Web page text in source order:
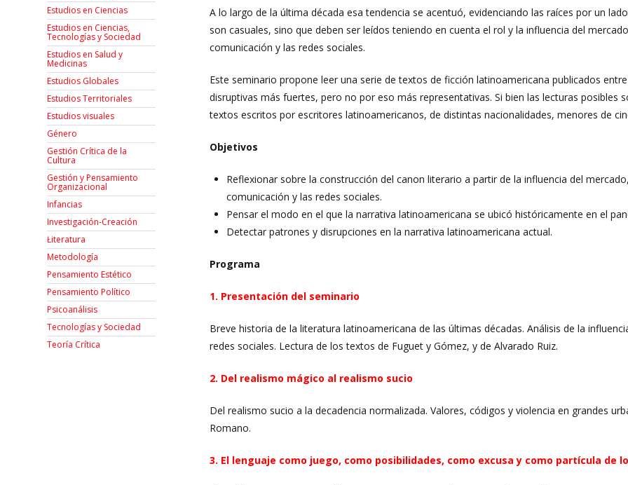
A lo largo de la última década esa tendencia se acentuó, evidenciando las raíces por un
son casuales, sino que deben ser leídos teniendo en cuenta el rol y la influencia del
comunicación y las redes sociales.
Este seminario propone leer una serie de textos de ficción latinoamericana publicados
disruptivas más fuertes, pero no por eso más representativas. Si bien las lecturas
textos escritos por escritores latinoamericanos, de distintas nacionalidades, menores de
Objetivos
Reflexionar sobre la construcción del canon literario a partir de la influencia del
comunicación y las redes sociales.
Pensar el modo en el que la narrativa latinoamericana se ubicó históricamente en el
Detectar patrones y disrupciones en la narrativa latinoamericana actual.
Programa
1. Presentación del seminario
Breve historia de la literatura latinoamericana de las últimas décadas. Análisis de la
redes sociales. Lectura de los textos de Fuguet y Gómez, y de Alvarado Ruiz.
2. Del realismo mágico al realismo sucio
Del realismo sucio a la decadencia normalizada. Valores, códigos y violencia en grandes
Romano.
3. El lenguaje como juego, como posibilidades, como excusa y como partícula de
Estudios en Ciencias
Estudios en Ciencias,
Tecnologías y Sociedad
Estudios en Salud y
Medicinas
Estudios Globales
Estudios Territoriales
Estudios visuales
Género
Gestión Crítica de la
Cultura
Gestión y Pensamiento
Organizacional
Infancias
Investigación-Creación
Łiteratura
Metodología
Pensamiento Estético
Pensamiento Político
Psicoanálisis
Tecnologías y Sociedad
Teoría Crítica